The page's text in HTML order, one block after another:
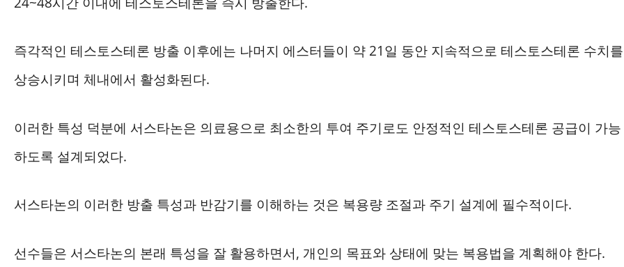
즉각적인 테스토스테론 방출 이후에는 나머지 에스터들이 약 21일 동안 지속적으로 테스토스테론 수치를
상승시키며 체내에서 활성화된다.
이러한 특성 덕분에 서스타논은 의료용으로 최소한의 투여 주기로도 안정적인 테스토스테론 공급이 가능
하도록 설계되었다.
서스타논의 이러한 방출 특성과 반감기를 이해하는 것은 복용량 조절과 주기 설계에 필수적이다.
선수들은 서스타논의 본래 특성을 잘 활용하면서, 개인의 목표와 상태에 맞는 복용법을 계획해야 한다.